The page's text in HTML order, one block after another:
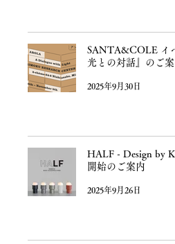
SANTA&COLE イ
光との対話』のご
2025年9月30日
HALF - Design by
開始のご案内
2025年9月26日